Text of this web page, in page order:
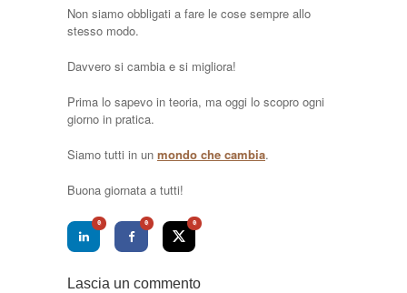
Non siamo obbligati a fare le cose sempre allo
stesso modo.
Davvero si cambia e si migliora!
Prima lo sapevo in teoria, ma oggi lo scopro ogni
giorno in pratica.
Siamo tutti in un mondo che cambia.
Buona giornata a tutti!
0 0 0
Lascia un commento